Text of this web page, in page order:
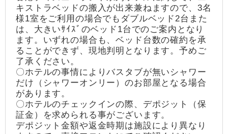
キストラベッドの搬入が出来兼ねますので、3名
様1室をご利用の場合でもダブルベッド2台また
は、大きいｻｲｽﾞのベッド1台でのご案内となり
ます。いずれの場合も、ベッド台数の確約を承
ることができず、現地判明となります。予めご
了承ください。
〇ホテルの事情によりバスタブが無いシャワー
だけ（シャワーオンリー）のお部屋となる場合
があります。
〇ホテルのチェックインの際、デポジット（保
証金）を求められる事がございます。
デポジット金額や返金時期は施設により異なり